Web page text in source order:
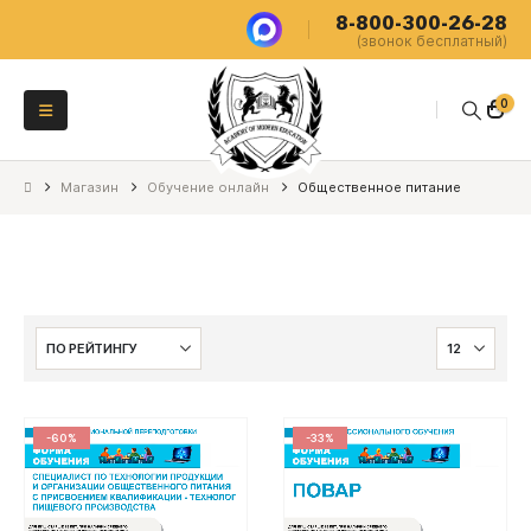
8-800-300-26-28
(звонок бесплатный)
0
Магазин Обучение онлайн Общественное питание
-60% -33%